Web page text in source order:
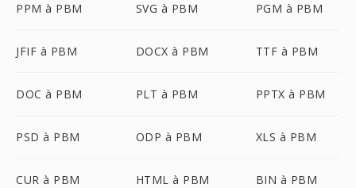
PPM à PBM SVG à PBM PGM à PBM
JFIF à PBM DOCX à PBM TTF à PBM
DOC à PBM PLT à PBM PPTX à PBM
PSD à PBM ODP à PBM XLS à PBM
CUR à PBM HTML à PBM BIN à PBM